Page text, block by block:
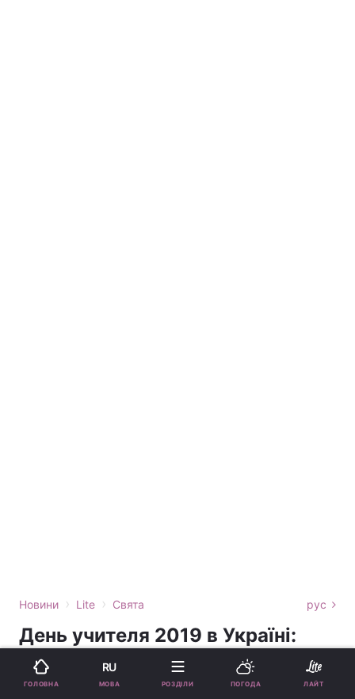
Новини › Lite › Свята рус
День учителя 2019 в Україні:
коли відзначається та як
привітати педагогів
ГОЛОВНА
RU
МОВА РОЗДІЛИ ПОГОДА ЛАЙТ